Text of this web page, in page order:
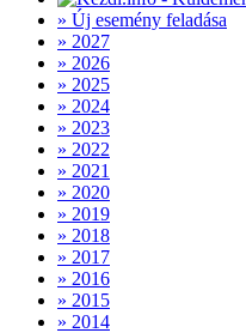
» Új esemény feladása
» 2027
» 2026
» 2025
» 2024
» 2023
» 2022
» 2021
» 2020
» 2019
» 2018
» 2017
» 2016
» 2015
» 2014